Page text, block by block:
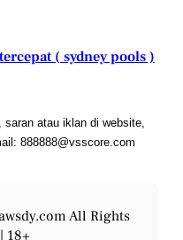
( sydney pools )
atau iklan di website,
888888@vsscore.com
All Rights
18+